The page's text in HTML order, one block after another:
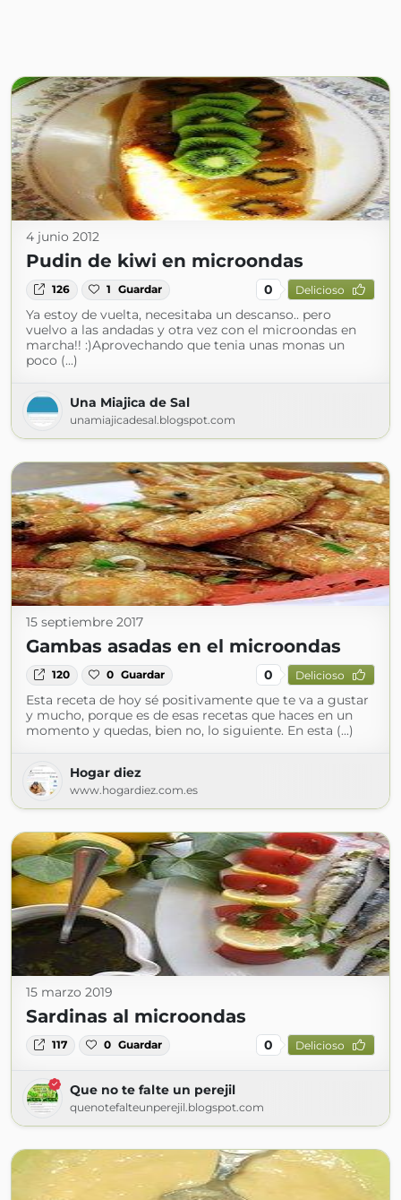
4 junio 2012
Pudin de kiwi en microondas
126 1 Guardar 0 Delicioso
Ya estoy de vuelta, necesitaba un descanso.. pero
vuelvo a las andadas y otra vez con el microondas en
marcha!! :)Aprovechando que tenia unas monas un
poco (...)
Una Miajica de Sal
unamiajicadesal.blogspot.com
15 septiembre 2017
Gambas asadas en el microondas
120 0 Guardar 0 Delicioso
Esta receta de hoy sé positivamente que te va a gustar
y mucho, porque es de esas recetas que haces en un
momento y quedas, bien no, lo siguiente. En esta (...)
Hogar diez
www.hogardiez.com.es
15 marzo 2019
Sardinas al microondas
117 0 Guardar 0 Delicioso
Que no te falte un perejil
quenotefalteunperejil.blogspot.com